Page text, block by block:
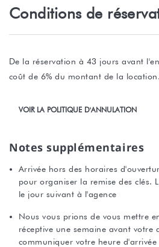
Conditions de
De la réservation à 43 jours avant
coût de 6% du montant de la location.
VOIR LA POLITIQUE D'ANNULATION
Notes supplémentaires
Arrivée hors des horaires
pour organiser la remise des clés.
le jour suivant à l'agence
Nous vous prions de vous mettre
réceptive une semaine avant votre
communiquer votre heure